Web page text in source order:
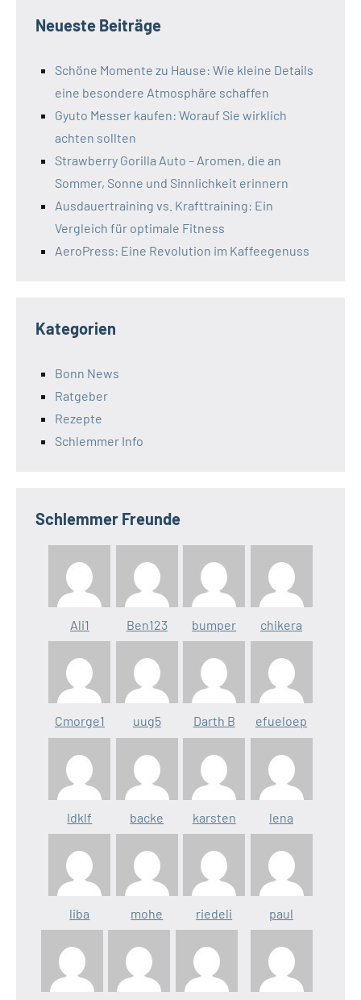
Neueste Beiträge
Schöne Momente zu Hause: Wie kleine Details
eine besondere Atmosphäre schaffen
Gyuto Messer kaufen: Worauf Sie wirklich
achten sollten
Strawberry Gorilla Auto – Aromen, die an
Sommer, Sonne und Sinnlichkeit erinnern
Ausdauertraining vs. Krafttraining: Ein
Vergleich für optimale Fitness
AeroPress: Eine Revolution im Kaffeegenuss
Kategorien
Bonn News
Ratgeber
Rezepte
Schlemmer Info
Schlemmer Freunde
Ali1 Ben123 bumper chikera
Cmorge1 uug5 Darth B efueloep
Idklf backe karsten lena
liba mohe riedeli paul